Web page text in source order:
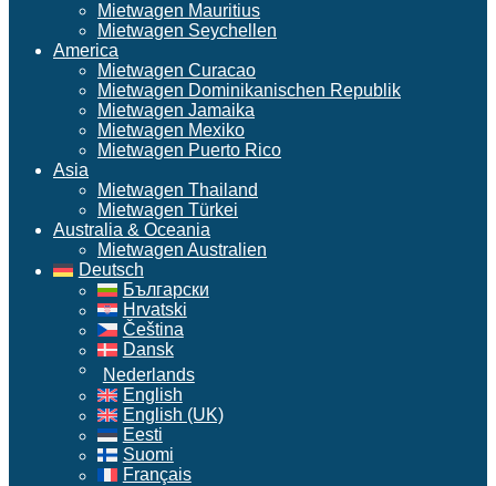
Mietwagen Mauritius
Mietwagen Seychellen
America
Mietwagen Curacao
Mietwagen Dominikanischen Republik
Mietwagen Jamaika
Mietwagen Mexiko
Mietwagen Puerto Rico
Asia
Mietwagen Thailand
Mietwagen Türkei
Australia & Oceania
Mietwagen Australien
Deutsch
Български
Hrvatski
Čeština
Dansk
Nederlands
English
English (UK)
Eesti
Suomi
Français